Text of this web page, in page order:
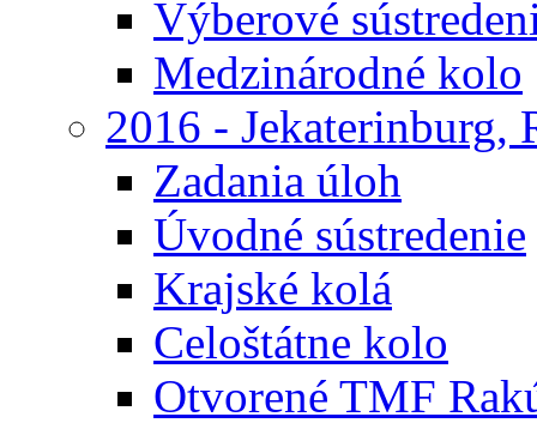
Výberové
Medzinárodné kolo
2016 - Jekaterinburg,
Zadania úloh
Úvodné sústredenie
Krajské kolá
Celoštátne kolo
Otvorené TMF